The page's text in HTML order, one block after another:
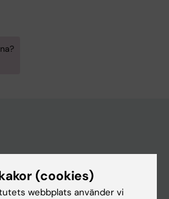
(cookies)
webbplats använder vi